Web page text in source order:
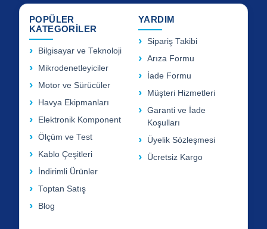
POPÜLER
KATEGORİLER
Bilgisayar ve Teknoloji
Mikrodenetleyiciler
Motor ve Sürücüler
Havya Ekipmanları
Elektronik Komponent
Ölçüm ve Test
Kablo Çeşitleri
İndirimli Ürünler
Toptan Satış
Blog
YARDIM
Sipariş Takibi
Arıza Formu
İade Formu
Müşteri Hizmetleri
Garanti ve İade
Koşulları
Üyelik Sözleşmesi
Ücretsiz Kargo